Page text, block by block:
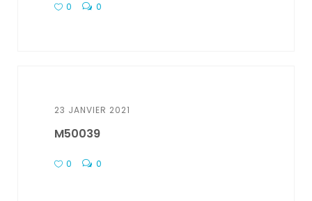
0 0
23 JANVIER 2021
M50039
0 0